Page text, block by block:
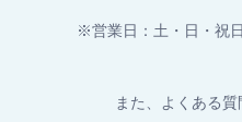
※営業日：土・日・祝
また、よくある